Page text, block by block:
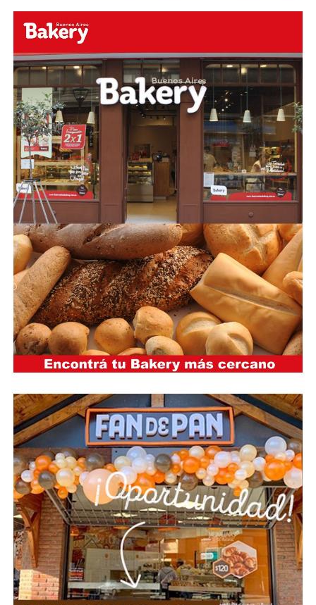
El hombre, que se mostró sereno pero visiblemente
cansado, describió la vida diaria de su familia como una
rutina de miedo. “Un día tiraron unas bolsas desde
arriba, casi matan a mi señora. Otro día vino un pibe en
situación de calle con un cuchillo a amenazarnos. Y
ahora esto. Ya no sabemos si fue casualidad o si nos
quieren amedrentar”, confesó.
El dolor imposible de cicatrizar
Se filtró cuál es la app que usaron los asesinos en el triple
crimen de Florencio Varela
voz quebrada. Sus nietas, Brenda y Morena, fueron
asesinadas brutalmente junto a una amiga, Lara, en un
episodio que la justicia investiga como un triple crimen
narco. Las jóvenes, de entre 20 y 25 años, fueron
encontradas con signos de tortura y ejecuciones en una
vivienda de Florencio Varela, un caso que estremeció por
su violencia y por las conexiones con el narcotráfico y la
trata.
una herida para toda la vida”, expresó.
Una investigación que avanza con sombras